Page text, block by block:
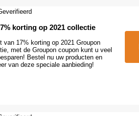
korting op 2021 collectie
van 17% korting op 2021 Groupon
met de Groupon coupon kunt u veel
Bestel nu uw producten en
van deze speciale aanbieding!